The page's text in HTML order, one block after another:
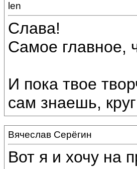
len
Слава!
Самое главное,
И пока твое
сам знаешь,
Вячеслав Серёгин
Вот я и хочу на